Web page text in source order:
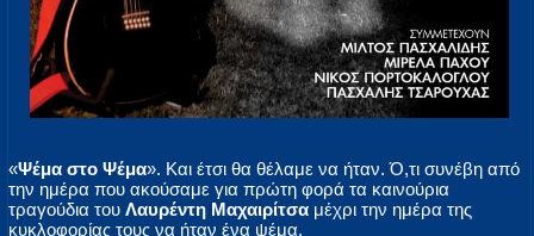
«Ψέμα στο Ψέμα». Και έτσι θα θέλαμε να ήταν. Ό,τι συνέβη από
την ημέρα που ακούσαμε για πρώτη φορά τα καινούρια
τραγούδια του Λαυρέντη Μαχαιρίτσα μέχρι την ημέρα της
κυκλοφορίας τους να ήταν ένα ψέμα.